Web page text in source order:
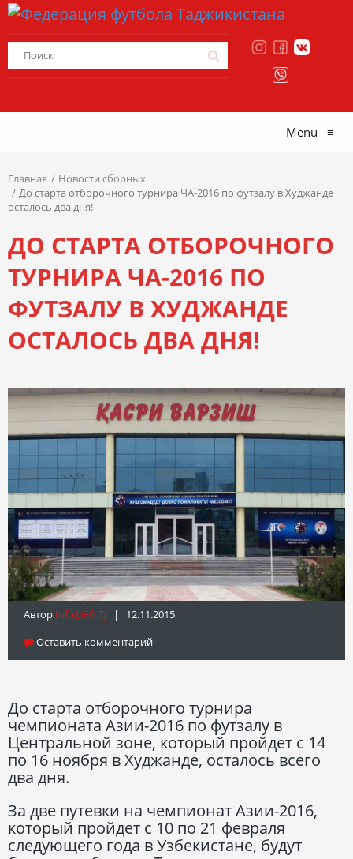
Menu ≡
Главная
Новости сборных
До старта отборочного турнира ЧА-2016 по футзалу в Худжанде
осталось два дня!
ДО СТАРТА ОТБОРОЧНОГО
ТУРНИРА ЧА-2016 ПО
ФУТЗАЛУ В ХУДЖАНДЕ
ОСТАЛОСЬ ДВА ДНЯ!
Автор Info@fft.tj | 12.11.2015
Оставить комментарий
До старта отборочного турнира
чемпионата Азии-2016 по футзалу в
Центральной зоне, который пройдет с 14
по 16 ноября в Худжанде, осталось всего
два дня.
За две путевки на чемпионат Азии-2016,
который пройдет с 10 по 21 февраля
следующего года в Узбекистане, будут